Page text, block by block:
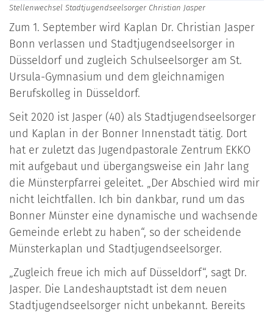
Stellenwechsel Stadtjugendseelsorger Christian Jasper
Zum 1. September wird Kaplan Dr. Christian Jasper
Bonn verlassen und Stadtjugendseelsorger in
Düsseldorf und zugleich Schulseelsorger am St.
Ursula-Gymnasium und dem gleichnamigen
Berufskolleg in Düsseldorf.
Seit 2020 ist Jasper (40) als Stadtjugendseelsorger
und Kaplan in der Bonner Innenstadt tätig. Dort
hat er zuletzt das Jugendpastorale Zentrum EKKO
mit aufgebaut und übergangsweise ein Jahr lang
die Münsterpfarrei geleitet. „Der Abschied wird mir
nicht leichtfallen. Ich bin dankbar, rund um das
Bonner Münster eine dynamische und wachsende
Gemeinde erlebt zu haben“, so der scheidende
Münsterkaplan und Stadtjugendseelsorger.
„Zugleich freue ich mich auf Düsseldorf“, sagt Dr.
Jasper. Die Landeshauptstadt ist dem neuen
Stadtjugendseelsorger nicht unbekannt. Bereits